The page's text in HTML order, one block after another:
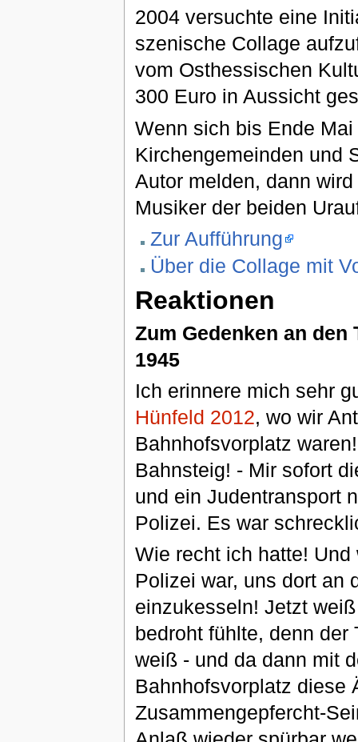
2004 versuchte eine
szenische Collage
vom Osthessischen
300 Euro in Aussicht
Wenn sich bis Ende
Kirchengemeinden und
Autor melden, dann
Musiker der beiden
Zur Aufführung
Über die Collage mit
Reaktionen
Zum Gedenken an
1945
Ich erinnere mich sehr
Hünfeld 2012, wo wir
Bahnhofsvorplatz
Bahnsteig! - Mir sofort
und ein Judentransport
Polizei. Es war
Wie recht ich hatte!
Polizei war, uns dort an
einzukesseln! Jetzt
bedroht fühlte, denn der
weiß - und da dann mit
Bahnhofsvorplatz diese
Zusammengepfercht-